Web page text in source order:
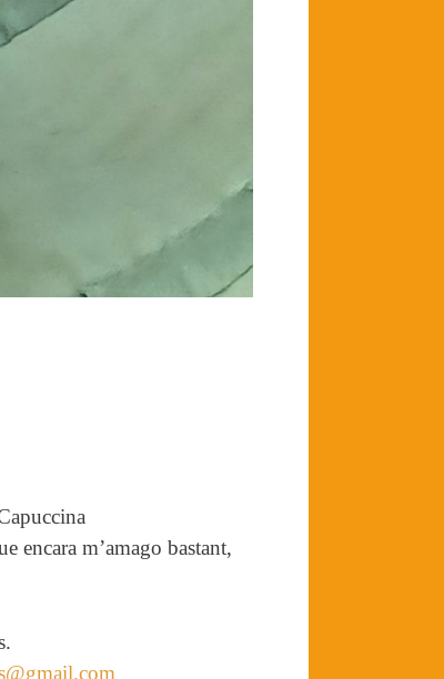
encara m’amago bastant,